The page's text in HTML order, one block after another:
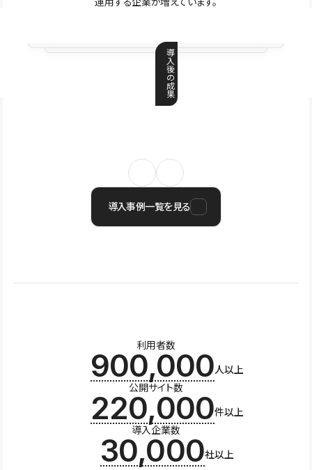
導
入
後
の
成
果
導入事例一覧を見る
利用者数
900,000人以上
公開サイト数
220,000件以上
導入企業数
30,000社以上